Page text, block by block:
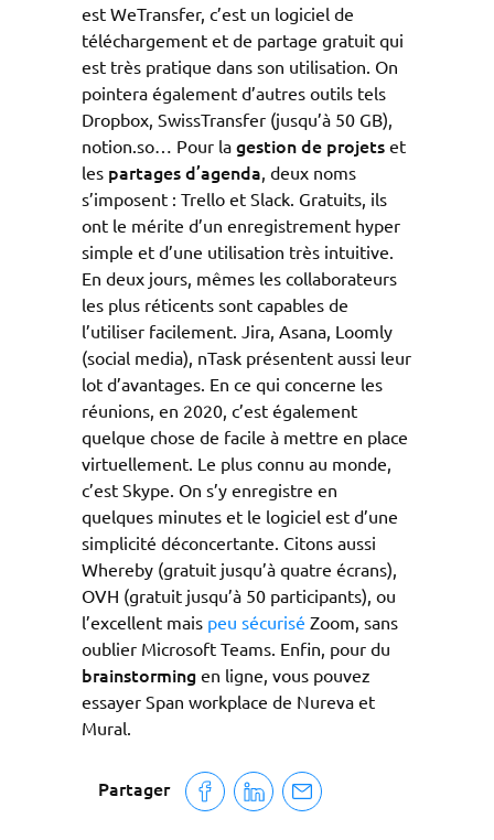
est WeTransfer, c’est un logiciel de
téléchargement et de partage gratuit qui
est très pratique dans son utilisation. On
pointera également d’autres outils tels
Dropbox, SwissTransfer (jusqu’à 50 GB),
notion.so… Pour la gestion de projets et
les partages d’agenda , deux noms
s’imposent : Trello et Slack. Gratuits, ils
ont le mérite d’un enregistrement hyper
simple et d’une utilisation très intuitive.
En deux jours, mêmes les collaborateurs
les plus réticents sont capables de
l’utiliser facilement. Jira, Asana, Loomly
(social media), nTask présentent aussi leur
lot d’avantages. En ce qui concerne les
réunions, en 2020, c’est également
quelque chose de facile à mettre en place
virtuellement. Le plus connu au monde,
c’est Skype. On s’y enregistre en
quelques minutes et le logiciel est d’une
simplicité déconcertante. Citons aussi
Whereby (gratuit jusqu’à quatre écrans),
OVH (gratuit jusqu’à 50 participants), ou
l’excellent mais peu sécurisé Zoom, sans
oublier Microsoft Teams. Enfin, pour du
brainstorming en ligne, vous pouvez
essayer Span workplace de Nureva et
Mural.
Partager